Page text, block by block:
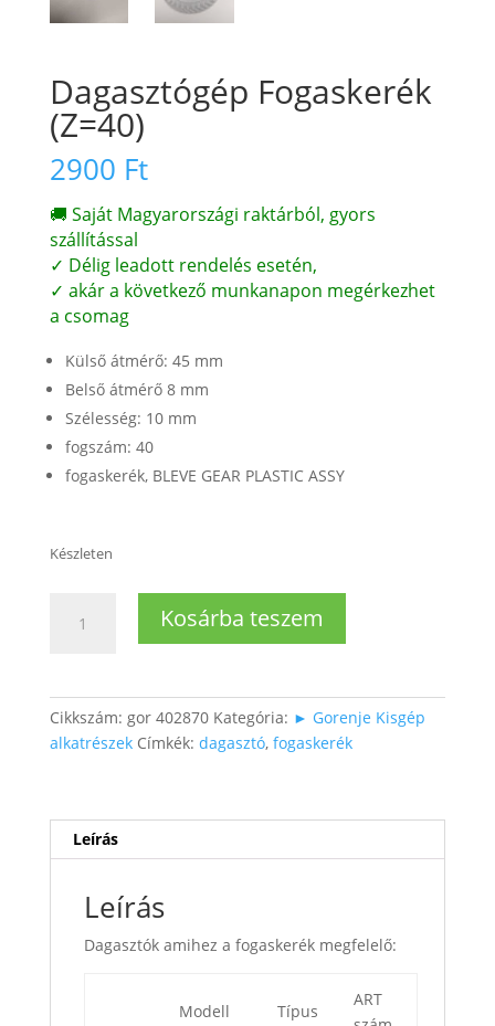
Dagasztógép Fogaskerék
(Z=40)
2900 Ft
🚚 Saját Magyarországi raktárból, gyors
szállítással
✓ Délig leadott rendelés esetén,
✓ akár a következő munkanapon megérkezhet
a csomag
Külső átmérő: 45 mm
Belső átmérő 8 mm
Szélesség: 10 mm
fogszám: 40
fogaskerék, BLEVE GEAR PLASTIC ASSY
Készleten
Fogaskerék
Kosárba teszem
Cikkszám: gor 402870 Kategória: ► Gorenje Kisgép
alkatrészek Címkék: dagasztó, fogaskerék
Leírás
Leírás
Dagasztók amihez a fogaskerék megfelelő:
Modell Típus
ART